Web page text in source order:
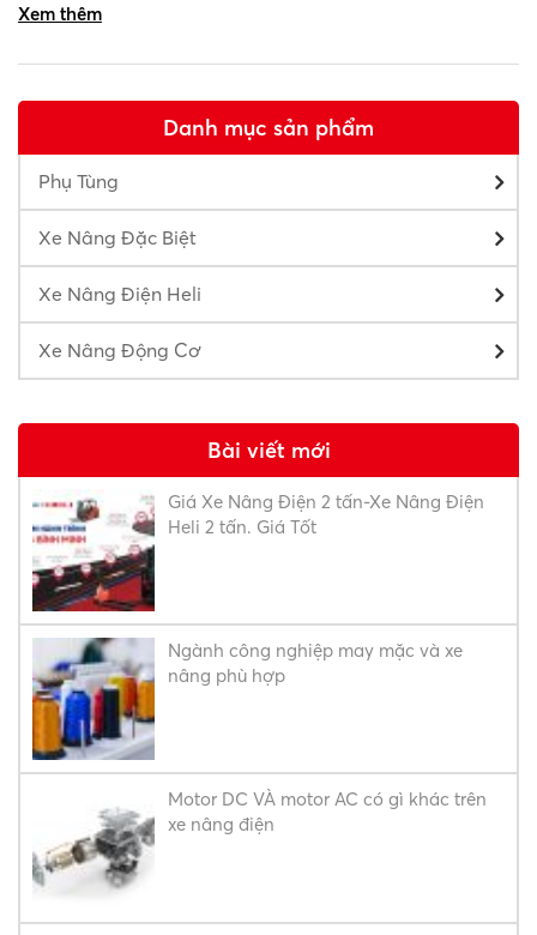
Xem thêm
Danh mục sản phẩm
Phụ Tùng
Xe Nâng Đặc Biệt
Xe Nâng Điện Heli
Xe Nâng Động Cơ
Bài viết mới
Giá Xe Nâng Điện 2 tấn-Xe Nâng Điện
Heli 2 tấn. Giá Tốt
Ngành công nghiệp may mặc và xe
nâng phù hợp
Motor DC VÀ motor AC có gì khác trên
xe nâng điện